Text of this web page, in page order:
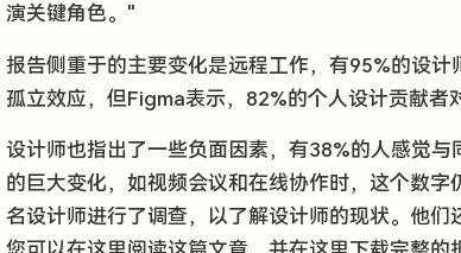
演关键角色。"
报告侧重于的主要变化是远程工作，有95%的设
孤立效应，但Figma表示，82%的个人设计贡献者
设计师也指出了一些负面因素，有38%的人感觉
的巨大变化，如视频会议和在线协作时，这个数
名设计师进行了调查，以了解设计师的现状。他们